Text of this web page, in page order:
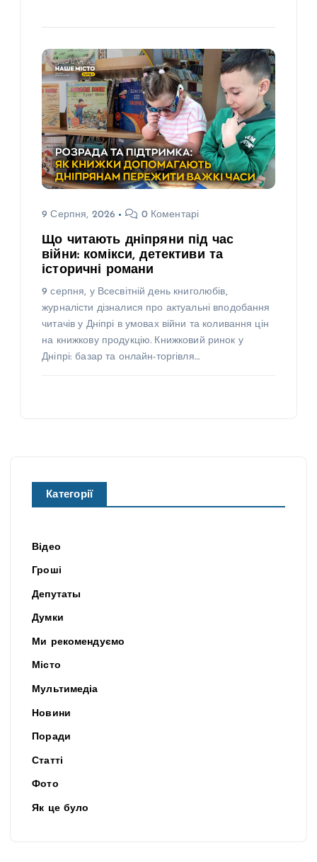
9 Серпня, 2026 0 Коментарі
Що читають дніпряни під час
війни: комікси, детективи та
історичні романи
9 серпня, у Всесвітній день книголюбів,
журналісти дізналися про актуальні вподобання
читачів у Дніпрі в умовах війни та коливання цін
на книжкову продукцію. Книжковий ринок у
Дніпрі: базар та онлайн-торгівля…
Категорії
Відео
Гроші
Депутаты
Думки
Ми рекомендуємо
Місто
Мультимедіа
Новини
Поради
Статті
Фото
Як це було